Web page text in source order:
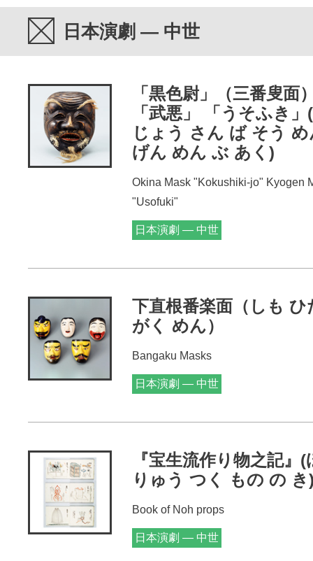
日本演劇 — 中世
「黒色尉」（三番叟
「武悪」 「うそふき
じょう さん ば そう
げん めん ぶ あく)
Okina Mask "Kokushiki-jo" Kyogen
"Usofuki"
日本演劇 — 中世
下直根番楽面（しも
がく めん）
Bangaku Masks
日本演劇 — 中世
『宝生流作り物之記』
りゅう つく もの の き
Book of Noh props
日本演劇 — 中世